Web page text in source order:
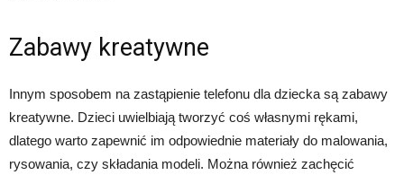
Zabawy kreatywne
Innym sposobem na zastąpienie telefonu dla dziecka są zabawy
kreatywne. Dzieci uwielbiają tworzyć coś własnymi rękami,
dlatego warto zapewnić im odpowiednie materiały do malowania,
rysowania, czy składania modeli. Można również zachęcić